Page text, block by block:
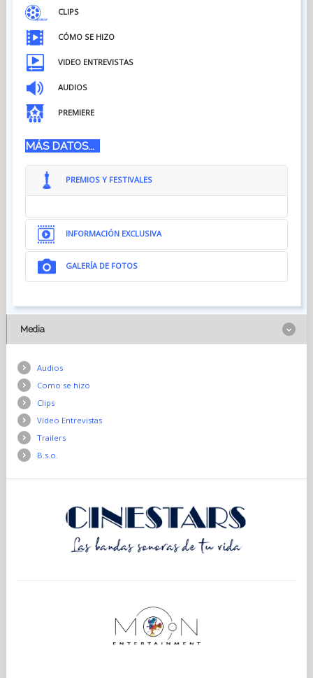
CLIPS
CÓMO SE HIZO
VIDEO ENTREVISTAS
AUDIOS
PREMIERE
MÁS DATOS...
PREMIOS Y FESTIVALES
INFORMACIÓN EXCLUSIVA
GALERÍA DE FOTOS
Media
Audios
Como se hizo
Clips
Vídeo Entrevistas
Trailers
B.s.o.